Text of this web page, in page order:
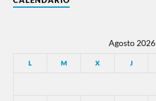
Agosto 2026
L M X J